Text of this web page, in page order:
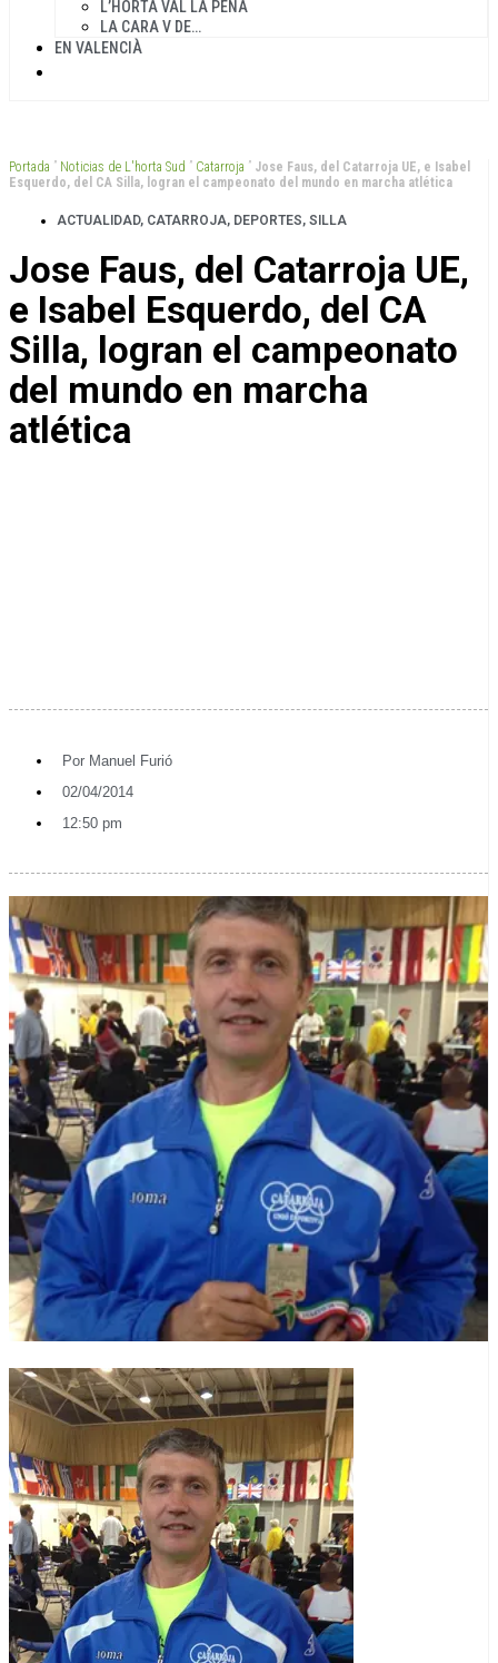
L’HORTA VAL LA PENA
LA CARA V DE…
EN VALENCIÀ
Portada ” Noticias de L'horta Sud ” Catarroja ” Jose Faus, del Catarroja UE, e Isabel
Esquerdo, del CA Silla, logran el campeonato del mundo en marcha atlética
ACTUALIDAD, CATARROJA, DEPORTES, SILLA
Jose Faus, del Catarroja UE,
e Isabel Esquerdo, del CA
Silla, logran el campeonato
del mundo en marcha
atlética
Por Manuel Furió
02/04/2014
12:50 pm